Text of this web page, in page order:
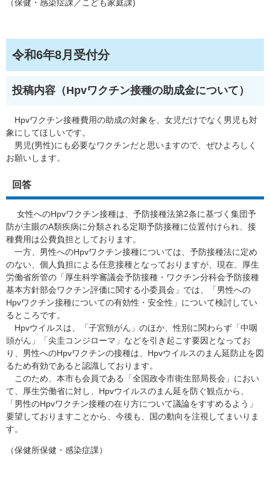
（保健・感染症課／こども家庭課)
令和6年8月受付分
投稿内容（Hpvワクチン接種の助成金について）
Hpvワクチン接種費用の助成の対象を、女児だけでなく男児も対
象にしてほしいです。
男児(男性)にも必要なワクチンだと思いますので、ぜひよろしく
お願いします。
回答
女性へのHpvワクチン接種は、予防接種法第2条に基づく集団予
防が主眼のA類疾病に分類される定期予防接種に位置付けられ、接
種費用は公費負担としております。
一方、男性へのHpvワクチン接種については、予防接種法に定め
のない、個人負担による任意接種となっておりますが、現在、厚生
労働省所管の「厚生科学審議会予防接種・ワクチン分科会予防接種
基本方針部会ワクチン評価に関する小委員会」では、「男性への
Hpvワクチン接種についての有効性・安全性」について検討してい
るところです。
Hpvウイルスは、「子宮頸がん」のほか、性別に関わらず「中咽
頭がん」「尖圭コンジローマ」などを引き起こす要因となってお
り、男性へのHpvワクチンの接種は、Hpvウイルスのまん延防止を図
るため有効であると認識しております。
このため、本市も会員である「全国政令市衛生部局長会」におい
て、厚生労働省に対し、Hpvウイルスのまん延を防ぐ観点から、
「男性のHpvワクチン接種の在り方について議論をすすめるよう」
要望しておりますことから、今後も、国の動向を注視してまいりま
す。
（保健所保健・感染症課）